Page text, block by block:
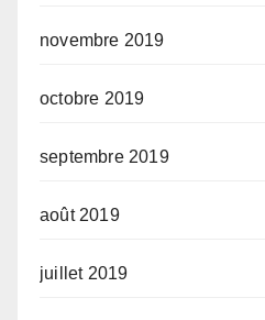
novembre 2019
octobre 2019
septembre 2019
août 2019
juillet 2019